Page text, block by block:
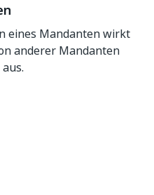
eines Mandanten wirkt
anderer Mandanten